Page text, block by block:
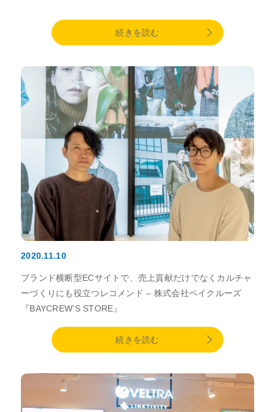
続きを読む
2020.11.10
ブランド横断型ECサイトで、売上貢献だけでなくカルチャ
ーづくりにも役立つレコメンド – 株式会社ベイクルーズ
『BAYCREW’S STORE』
続きを読む